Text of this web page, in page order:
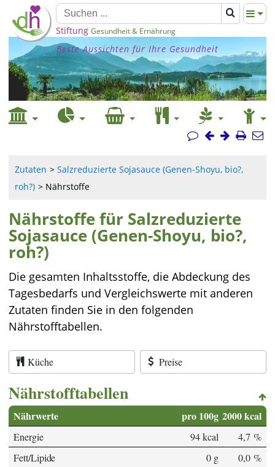
Stiftung Gesundheit & Ernährung
Beste Aussichten für Ihre Gesundheit
Zutaten
Salzreduzierte Sojasauce (Genen-Shoyu, bio?,
roh?)
Nährstoffe
Nährstoffe für Salzreduzierte
Sojasauce (Genen-Shoyu, bio?,
roh?)
Die gesamten Inhaltsstoffe, die Abdeckung des
Tagesbedarfs und Vergleichswerte mit anderen
Zutaten finden Sie in den folgenden
Nährstofftabellen.
Küche Preise
Nährstofftabellen
Nährwerte pro 100g 2000 kcal
Energie 94 kcal
4,7 %
Fett/Lipide
0 g
0,0 %